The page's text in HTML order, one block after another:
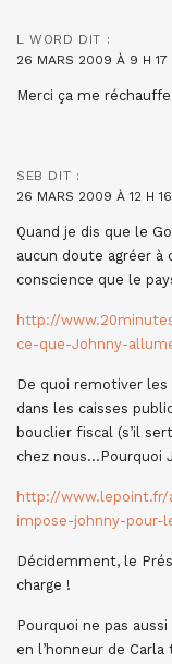
L WORD DIT :
26 MARS 2009 À 9 H 17
Merci ça me
SEB DIT :
26 MARS 2009 À 12 H
Quand je dis que le
aucun doute agréer à
conscience que le
http://
ce-que-Johnny-
De quoi remotiver
dans les caisses
bouclier fiscal (s’il
chez nous…Pourquoi
http://www.lepoint.fr/
impose-johnny-
Décidemment, le
charge !
Pourquoi ne pas
en l’honneur de Carla